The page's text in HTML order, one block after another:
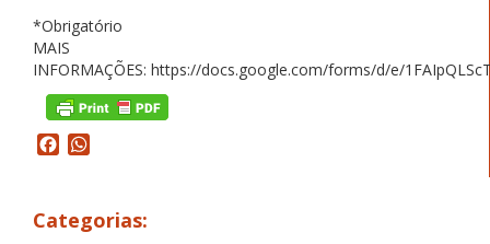
*Obrigatório
MAIS
INFORMAÇÕES: https://docs.google.com/forms/d/e/
Facebook
Categorias: